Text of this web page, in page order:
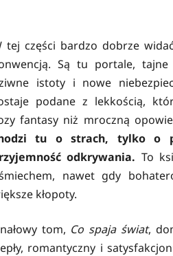
tej części bardzo dobrze
Są tu portale, tajne
istoty i nowe
podane z lekkością,
fantasy niż mroczną
tu o strach, tylko o
odkrywania. To
nawet gdy
kłopoty.
tom, Co spaja świat,
romantyczny i